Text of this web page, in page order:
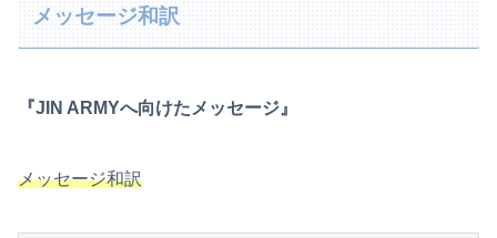
メッセージ和訳
『JIN ARMYへ向けたメッセージ』
メッセージ和訳